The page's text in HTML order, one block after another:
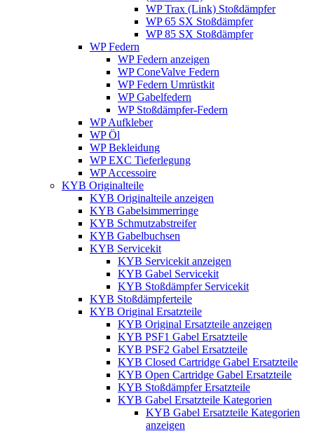
WP Trax (Link) Stoßdämpfer
WP 65 SX Stoßdämpfer
WP 85 SX Stoßdämpfer
WP Federn
WP Federn anzeigen
WP ConeValve Federn
WP Federn Umrüstkit
WP Gabelfedern
WP Stoßdämpfer-Federn
WP Aufkleber
WP Öl
WP Bekleidung
WP EXC Tieferlegung
WP Accessoire
KYB Originalteile
KYB Originalteile anzeigen
KYB Gabelsimmerringe
KYB Schmutzabstreifer
KYB Gabelbuchsen
KYB Servicekit
KYB Servicekit anzeigen
KYB Gabel Servicekit
KYB Stoßdämpfer Servicekit
KYB Stoßdämpferteile
KYB Original Ersatzteile
KYB Original Ersatzteile anzeigen
KYB PSF1 Gabel Ersatzteile
KYB PSF2 Gabel Ersatzteile
KYB Closed Cartridge Gabel Ersatzteile
KYB Open Cartridge Gabel Ersatzteile
KYB Stoßdämpfer Ersatzteile
KYB Gabel Ersatzteile Kategorien
KYB Gabel Ersatzteile Kategorien
anzeigen